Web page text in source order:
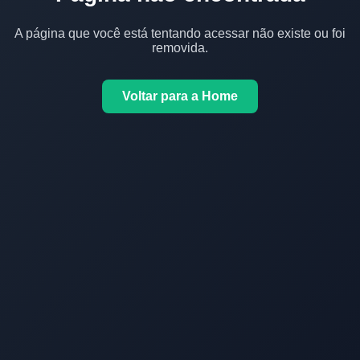
A página que você está tentando acessar não existe ou foi
removida.
Voltar para a Home